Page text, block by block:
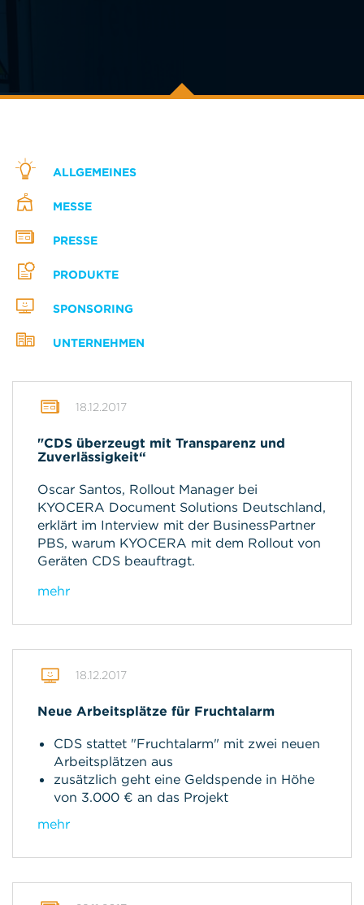
ALLGEMEINES
MESSE
PRESSE
PRODUKTE
SPONSORING
UNTERNEHMEN
18.12.2017
"CDS überzeugt mit Transparenz und
Zuverlässigkeit“
Oscar Santos, Rollout Manager bei
KYOCERA Document Solutions Deutschland,
erklärt im Interview mit der BusinessPartner
PBS, warum KYOCERA mit dem Rollout von
Geräten CDS beauftragt.
mehr
18.12.2017
Neue Arbeitsplätze für Fruchtalarm
CDS stattet "Fruchtalarm" mit zwei neuen
Arbeitsplätzen aus
zusätzlich geht eine Geldspende in Höhe
von 3.000 € an das Projekt
mehr